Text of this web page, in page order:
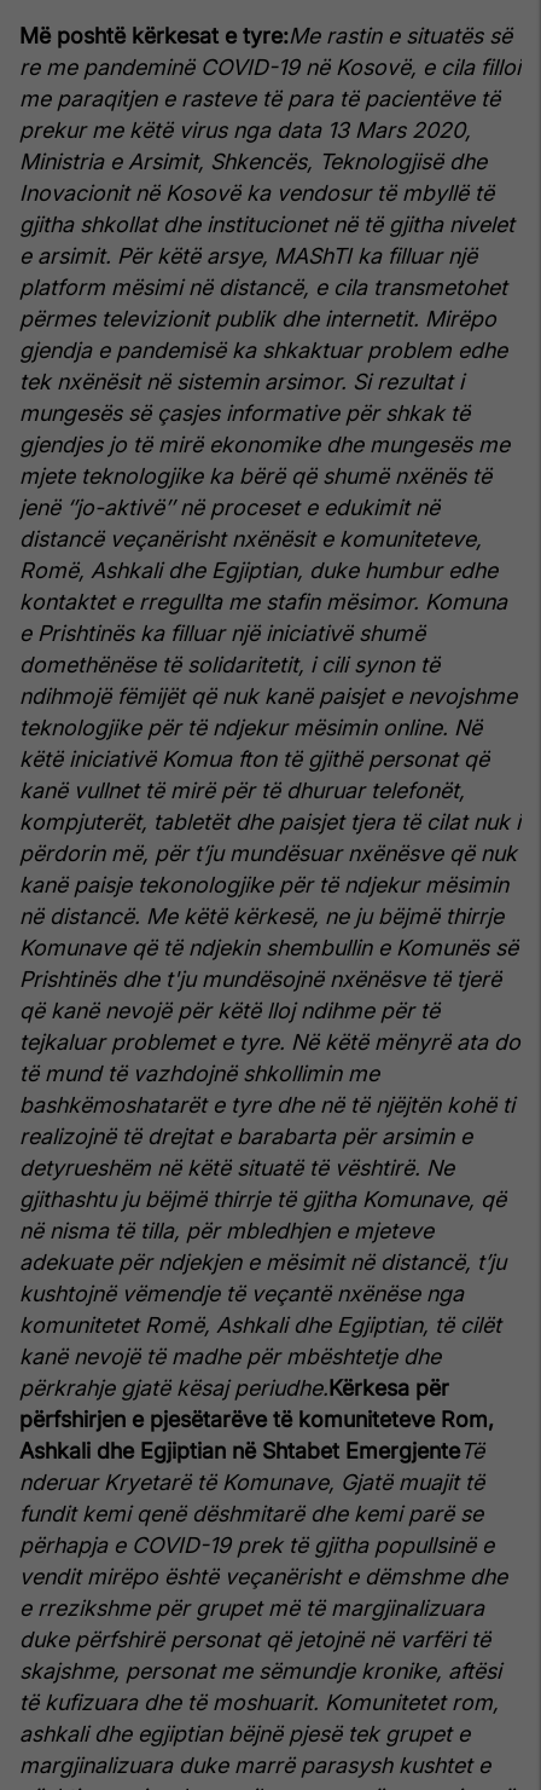
Më poshtë kërkesat e tyre:Me rastin e situatës së
re me pandeminë COVID-19 në Kosovë, e cila filloi
me paraqitjen e rasteve të para të pacientëve të
prekur me këtë virus nga data 13 Mars 2020,
Ministria e Arsimit, Shkencës, Teknologjisë dhe
Inovacionit në Kosovë ka vendosur të mbyllë të
gjitha shkollat dhe institucionet në të gjitha nivelet
e arsimit. Për këtë arsye, MAShTI ka filluar një
platform mësimi në distancë, e cila transmetohet
përmes televizionit publik dhe internetit. Mirëpo
gjendja e pandemisë ka shkaktuar problem edhe
tek nxënësit në sistemin arsimor. Si rezultat i
mungesës së çasjes informative për shkak të
gjendjes jo të mirë ekonomike dhe mungesës me
mjete teknologjike ka bërë që shumë nxënës të
jenë ‘’jo-aktivë’’ në proceset e edukimit në
distancë veçanërisht nxënësit e komuniteteve,
Romë, Ashkali dhe Egjiptian, duke humbur edhe
kontaktet e rregullta me stafin mësimor. Komuna
e Prishtinës ka filluar një iniciativë shumë
domethënëse të solidaritetit, i cili synon të
ndihmojë fëmijët që nuk kanë paisjet e nevojshme
teknologjike për të ndjekur mësimin online. Në
këtë iniciativë Komua fton të gjithë personat që
kanë vullnet të mirë për të dhuruar telefonët,
kompjuterët, tabletët dhe paisjet tjera të cilat nuk i
përdorin më, për t’ju mundësuar nxënësve që nuk
kanë paisje tekonologjike për të ndjekur mësimin
në distancë. Me këtë kërkesë, ne ju bëjmë thirrje
Komunave që të ndjekin shembullin e Komunës së
Prishtinës dhe t'ju mundësojnë nxënësve të tjerë
që kanë nevojë për këtë lloj ndihme për të
tejkaluar problemet e tyre. Në këtë mënyrë ata do
të mund të vazhdojnë shkollimin me
bashkëmoshatarët e tyre dhe në të njëjtën kohë ti
realizojnë të drejtat e barabarta për arsimin e
detyrueshëm në këtë situatë të vështirë. Ne
gjithashtu ju bëjmë thirrje të gjitha Komunave, që
në nisma të tilla, për mbledhjen e mjeteve
adekuate për ndjekjen e mësimit në distancë, t’ju
kushtojnë vëmendje të veçantë nxënëse nga
komunitetet Romë, Ashkali dhe Egjiptian, të cilët
kanë nevojë të madhe për mbështetje dhe
përkrahje gjatë kësaj periudhe.Kërkesa për
përfshirjen e pjesëtarëve të komuniteteve Rom,
Ashkali dhe Egjiptian në Shtabet EmergjenteTë
nderuar Kryetarë të Komunave, Gjatë muajit të
fundit kemi qenë dëshmitarë dhe kemi parë se
përhapja e COVID-19 prek të gjitha popullsinë e
vendit mirëpo është veçanërisht e dëmshme dhe
e rrezikshme për grupet më të margjinalizuara
duke përfshirë personat që jetojnë në varfëri të
skajshme, personat me sëmundje kronike, aftësi
të kufizuara dhe të moshuarit. Komunitetet rom,
ashkali dhe egjiptian bëjnë pjesë tek grupet e
margjinalizuara duke marrë parasysh kushtet e